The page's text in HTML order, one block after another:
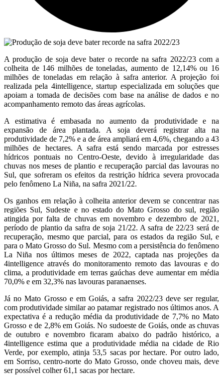
A produção de soja deve bater o recorde na safra 2022/23 com a
colheita de 146 milhões de toneladas, aumento de 12,14% ou 16
milhões de toneladas em relação à safra anterior. A projeção foi
realizada pela 4intelligence, startup especializada em soluções que
apoiam a tomada de decisões com base na análise de dados e no
acompanhamento remoto das áreas agrícolas.
A estimativa é embasada no aumento da produtividade e na
expansão de área plantada. A soja deverá registrar alta na
produtividade de 7,2% e a de área ampliará em 4,6%, chegando a 43
milhões de hectares. A safra está sendo marcada por estresses
hídricos pontuais no Centro-Oeste, devido à irregularidade das
chuvas nos meses de plantio e recuperação parcial das lavouras no
Sul, que sofreram os efeitos da restrição hídrica severa provocada
pelo fenômeno La Niña, na safra 2021/22.
Os ganhos em relação à colheita anterior devem se concentrar nas
regiões Sul, Sudeste e no estado do Mato Grosso do sul, região
atingida por falta de chuvas em novembro e dezembro de 2021,
período de plantio da safra de soja 21/22. A safra de 22/23 será de
recuperação, mesmo que parcial, para os estados da região Sul, e
para o Mato Grosso do Sul. Mesmo com a persistência do fenômeno
La Niña nos últimos meses de 2022, captada nas projeções da
4intelligence através do monitoramento remoto das lavouras e do
clima, a produtividade em terras gaúchas deve aumentar em média
70,0% e em 32,3% nas lavouras paranaenses.
Já no Mato Grosso e em Goiás, a safra 2022/23 deve ser regular,
com produtividade similar ao patamar registrado nos últimos anos. A
expectativa é a redução média da produtividade de 7,7% no Mato
Grosso e de 2,8% em Goiás. No sudoeste de Goiás, onde as chuvas
de outubro e novembro ficaram abaixo do padrão histórico, a
4intelligence estima que a produtividade média na cidade de Rio
Verde, por exemplo, atinja 53,5 sacas por hectare. Por outro lado,
em Sorriso, centro-norte do Mato Grosso, onde choveu mais, deve
ser possível colher 61,1 sacas por hectare.